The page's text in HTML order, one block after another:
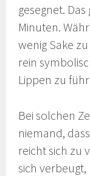
gesegnet.
Minuten.
wenig Sake
rein
Lippen zu
Bei solchen
niemand,
reicht sich zu
sich